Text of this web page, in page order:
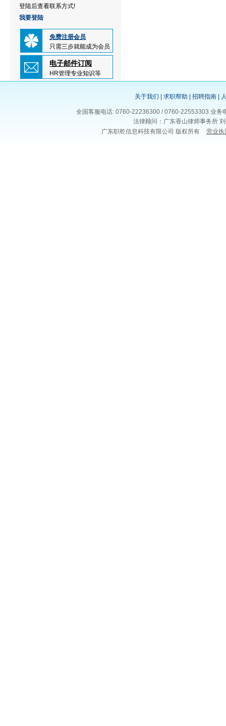
登陆后查看联系方式!
我要登陆
免费注册会员
只需三步就能成为会员
电子邮件订阅
HR管理专业知识等
关于我们 求职帮助 招聘指南
全国客服电话: 0760-22236300 / 0760-22553303 业
法律顾问：广东香山律师事务所
广东职乾信息科技有限公司 版权所有
营业执